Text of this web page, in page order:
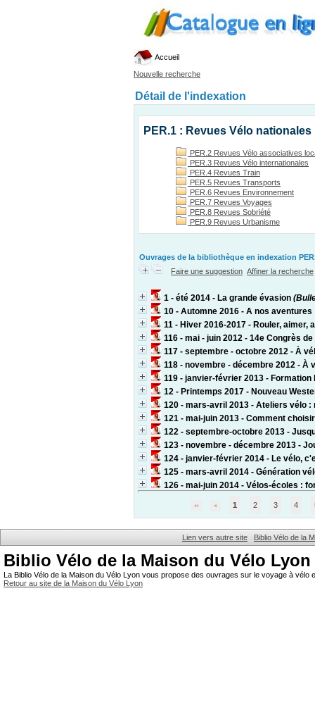
Accueil
Nouvelle recherche
Détail de l'indexation
PER.1 : Revues Vélo nationales
PER.2 Revues Vélo associatives
PER.3 Revues Vélo internationales
PER.4 Revues Train
PER.5 Revues Transports
PER.6 Revues Environnement
PER.7 Revues Voyages
PER.8 Revues Sobriété
PER.9 Revues Urbanisme
Ouvrages de la bibliothèque en indexation
Faire une suggestion Affiner la recherche
1 - été 2014 - La grande évasion
10 - Automne 2016 - A nos
11 - Hiver 2016-2017 - Rouler, aimer,
116 - mai - juin 2012 - 14e Congrès
117 - septembre - octobre 2012 - À
118 - novembre - décembre 2012 -
119 - janvier-février 2013 - Formation
12 - Printemps 2017 - Nouveau
120 - mars-avril 2013 - Ateliers vélo
121 - mai-juin 2013 - Comment
122 - septembre-octobre 2013 -
123 - novembre - décembre 2013 -
124 - janvier-février 2014 - Le vélo,
125 - mars-avril 2014 - Génération
126 - mai-juin 2014 - Vélos-écoles :
1 2 3 4
Lien vers autre site Biblio Vélo de la
Biblio Vélo de la Maison du Vélo Lyon
La Biblio Vélo de la Maison du Vélo Lyon vous propose des ouvrages sur le voyage à
Retour au site de la Maison du Vélo Lyon